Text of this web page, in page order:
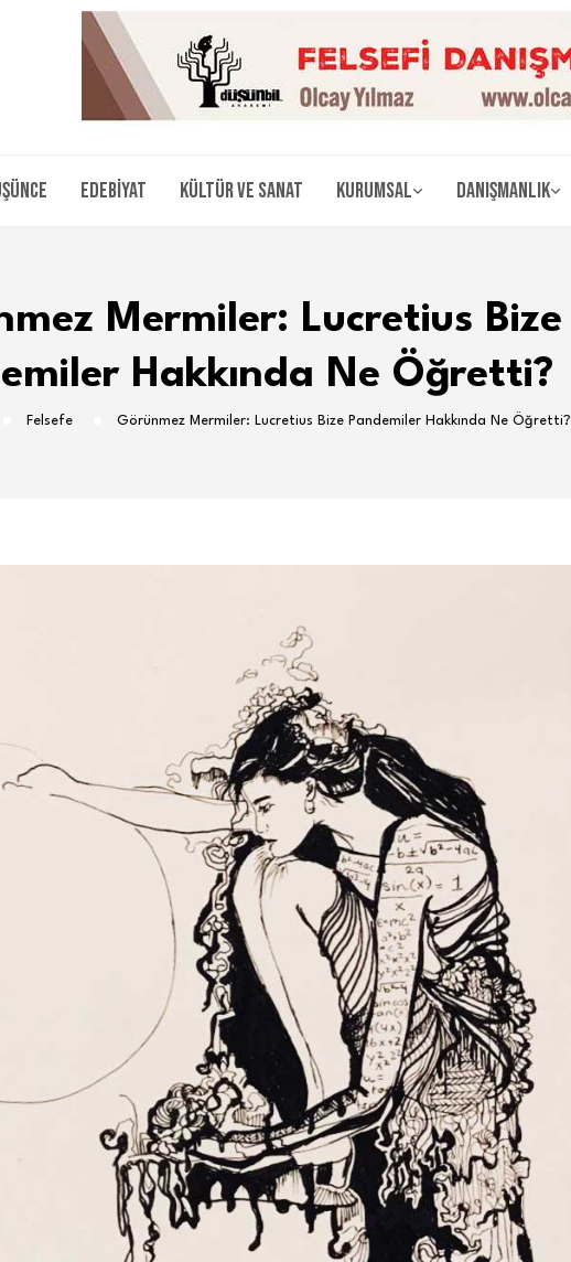
Edebiyat Kültür ve Sanat Kurumsal Danışmanlık
Mermiler: Lucretius Bize
Hakkında Ne Öğretti?
Felsefe Görünmez Mermiler: Lucretius Bize Pandemiler Hakkında Ne Öğretti?